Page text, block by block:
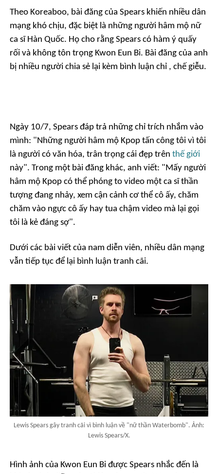
Theo Koreaboo, bài đăng của Spears khiến nhiều dân
mạng khó chịu, đặc biệt là những người hâm mộ nữ
ca sĩ Hàn Quốc. Họ cho rằng Spears có hàm ý quấy
rối và không tôn trọng Kwon Eun Bi. Bài đăng của anh
bị nhiều người chia sẻ lại kèm bình luận chỉ , chế giễu.
Ngày 10/7, Spears đáp trả những chỉ trích nhắm vào
mình: "Những người hâm mộ Kpop tấn công tôi vì tôi
là người có văn hóa, trân trọng cái đẹp trên thế giới
này". Trong một bài đăng khác, anh viết: "Mấy người
hâm mộ Kpop có thể phóng to video một ca sĩ thần
tượng đang nhảy, xem cận cảnh cơ thể cô ấy, chăm
chăm vào ngực cô ấy hay tua chậm video mà lại gọi
tôi là kẻ đáng sợ".
Dưới các bài viết của nam diễn viên, nhiều dân mạng
vẫn tiếp tục để lại bình luận tranh cãi.
Lewis Spears gây tranh cãi vì bình luận về "nữ thần Waterbomb". Ảnh:
Lewis Spears/X.
Hình ảnh của Kwon Eun Bi được Spears nhắc đến là